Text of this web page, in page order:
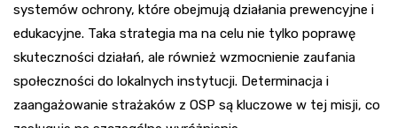
systemów ochrony, które obejmują działania prewencyjne i
edukacyjne. Taka strategia ma na celu nie tylko poprawę
skuteczności działań, ale również wzmocnienie zaufania
społeczności do lokalnych instytucji. Determinacja i
zaangażowanie strażaków z OSP są kluczowe w tej misji, co